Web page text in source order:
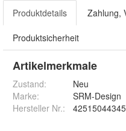
Produktdetails Zahlung,
Produktsicherheit
Artikelmerkmale
Zustand:
Neu
Marke:
SRM-Design
Hersteller Nr.: